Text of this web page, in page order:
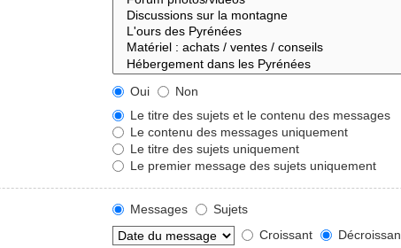
Oui
Non
Le titre des sujets et le contenu des messages
Le contenu des messages uniquement
Le titre des sujets uniquement
Le premier message des sujets uniquement
Messages
Sujets
Croissant